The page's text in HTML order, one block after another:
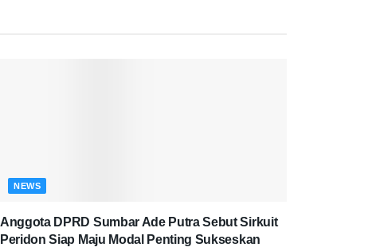
NEWS
Anggota DPRD Sumbar Ade Putra Sebut Sirkuit
Peridon Siap Maju Modal Penting Sukseskan